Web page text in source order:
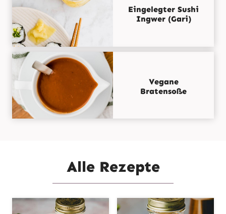
Eingelegter Sushi
Ingwer (Gari)
Vegane
Bratensoße
Alle Rezepte